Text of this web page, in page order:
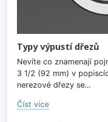
Typy výpustí dřezů
Nevíte co znamenají
3 1/2 (92 mm) v
nerezové dřezy se...
Číst více